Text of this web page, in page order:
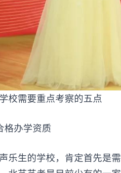
需要重点考察的五点
办学资质
生的学校，肯定首先是